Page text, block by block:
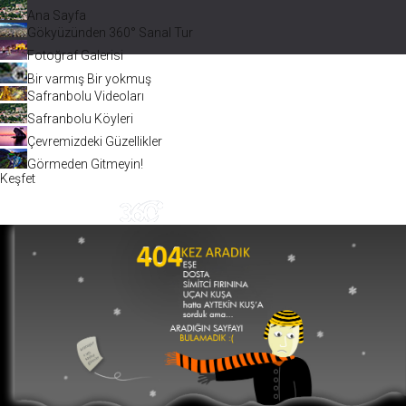
Ana Sayfa
Gökyüzünden 360° Sanal Tur
Fotoğraf Galerisi
Bir varmış Bir yokmuş
Safranbolu Videoları
Safranbolu Köyleri
Çevremizdeki Güzellikler
Görmeden Gitmeyin!
Keşfet